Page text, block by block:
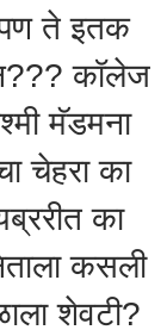
पण ते इतक
कॉलेज
मॅडमना
चेहरा का
का
कसली
शेवटी?